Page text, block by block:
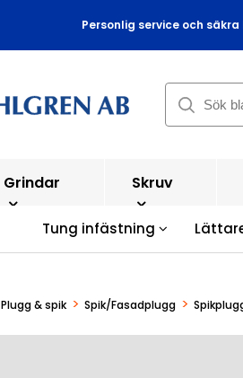
Personlig service och
Grindar Skruv
Tung infästning
Plugg & spik > Spik/Fasadplugg >